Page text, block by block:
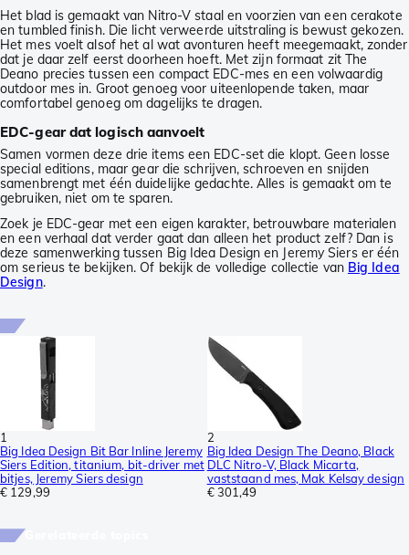
Het blad is gemaakt van Nitro-V staal en voorzien van een cerakote
en tumbled finish. Die licht verweerde uitstraling is bewust gekozen.
Het mes voelt alsof het al wat avonturen heeft meegemaakt, zonder
dat je daar zelf eerst doorheen hoeft. Met zijn formaat zit The
Deano precies tussen een compact EDC-mes en een volwaardig
outdoor mes in. Groot genoeg voor uiteenlopende taken, maar
comfortabel genoeg om dagelijks te dragen.
EDC-gear dat logisch aanvoelt
Samen vormen deze drie items een EDC-set die klopt. Geen losse
special editions, maar gear die schrijven, schroeven en snijden
samenbrengt met één duidelijke gedachte. Alles is gemaakt om te
gebruiken, niet om te sparen.
Zoek je EDC-gear met een eigen karakter, betrouwbare materialen
en een verhaal dat verder gaat dan alleen het product zelf? Dan is
deze samenwerking tussen Big Idea Design en Jeremy Siers er één
om serieus te bekijken. Of bekijk de volledige collectie van Big Idea
Design.
1
Big Idea Design Bit Bar Inline Jeremy
Siers Edition, titanium, bit-driver met
bitjes, Jeremy Siers design
€ 129,99
2
Big Idea Design The Deano, Black
DLC Nitro-V, Black Micarta,
vaststaand mes, Mak Kelsay design
€ 301,49